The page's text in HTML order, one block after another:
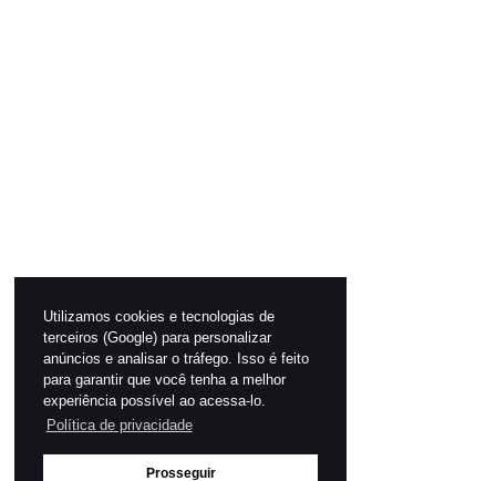
Utilizamos cookies e tecnologias de
terceiros (Google) para personalizar
anúncios e analisar o tráfego. Isso é feito
para garantir que você tenha a melhor
experiência possível ao acessa-lo.
Política de privacidade
Prosseguir